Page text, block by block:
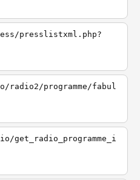
presslistxml.php?
programme/fabul
get_radio_programme_i